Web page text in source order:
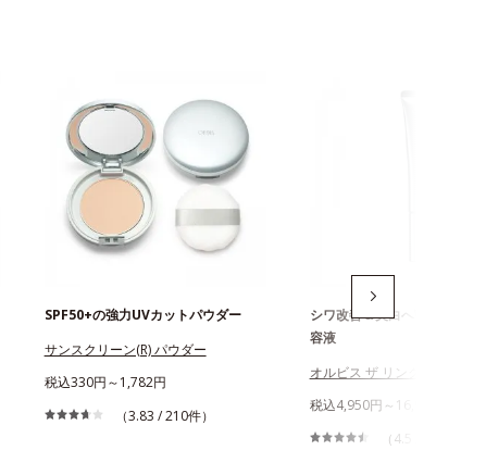
SPF50+の強力UVカットパウダー
サンスクリーン(R) パウダー
税込330円～1,782円
（3.83 / 210件）
シワ改善＆美白へWアプロー
容液
オルビス ザ リンクルセラム
税込4,950円～16,980円
（4.5 / 555件）